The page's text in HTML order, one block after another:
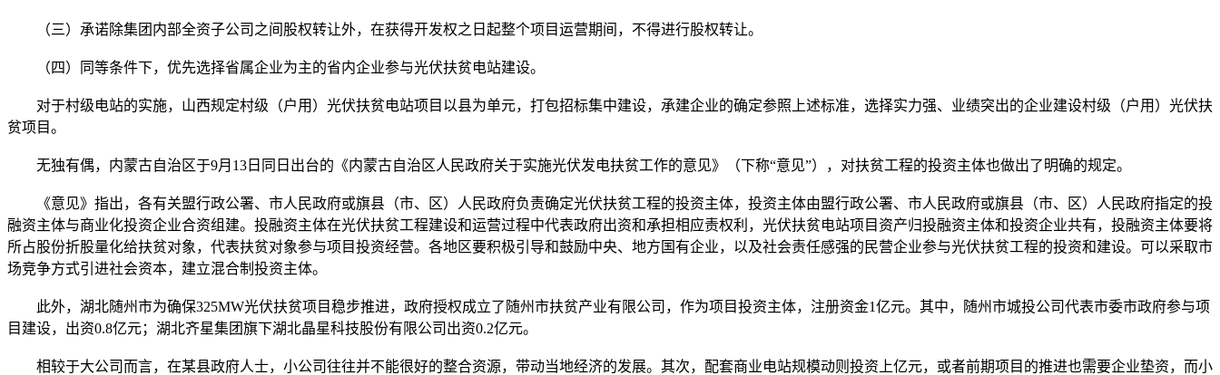
（三）承诺除集团内部全资子公司之间股权转让外，在获得开发权之日起整个项目运营期间，不得进行股权转让。
（四）同等条件下，优先选择省属企业为主的省内企业参与光伏扶贫电站建设。
对于村级电站的实施，山西规定村级（户用）光伏扶贫电站项目以县为单元，打包招标集中建设，承建企业的确定参照上述标准，选择实力强、业绩突出的企业建设村级（户用）光伏扶
贫项目。
无独有偶，内蒙古自治区于9月13日同日出台的《内蒙古自治区人民政府关于实施光伏发电扶贫工作的意见》（下称“意见”），对扶贫工程的投资主体也做出了明确的规定。
《意见》指出，各有关盟行政公署、市人民政府或旗县（市、区）人民政府负责确定光伏扶贫工程的投资主体，投资主体由盟行政公署、市人民政府或旗县（市、区）人民政府指定的投
融资主体与商业化投资企业合资组建。投融资主体在光伏扶贫工程建设和运营过程中代表政府出资和承担相应责权利，光伏扶贫电站项目资产归投融资主体和投资企业共有，投融资主体要将
所占股份折股量化给扶贫对象，代表扶贫对象参与项目投资经营。各地区要积极引导和鼓励中央、地方国有企业，以及社会责任感强的民营企业参与光伏扶贫工程的投资和建设。可以采取市
场竞争方式引进社会资本，建立混合制投资主体。
此外，湖北随州市为确保325MW光伏扶贫项目稳步推进，政府授权成立了随州市扶贫产业有限公司，作为项目投资主体，注册资金1亿元。其中，随州市城投公司代表市委市政府参与项
目建设，出资0.8亿元；湖北齐星集团旗下湖北晶星科技股份有限公司出资0.2亿元。
相较于大公司而言，在某县政府人士，小公司往往并不能很好的整合资源，带动当地经济的发展。其次，配套商业电站规模动则投资上亿元，或者前期项目的推进也需要企业垫资，而小